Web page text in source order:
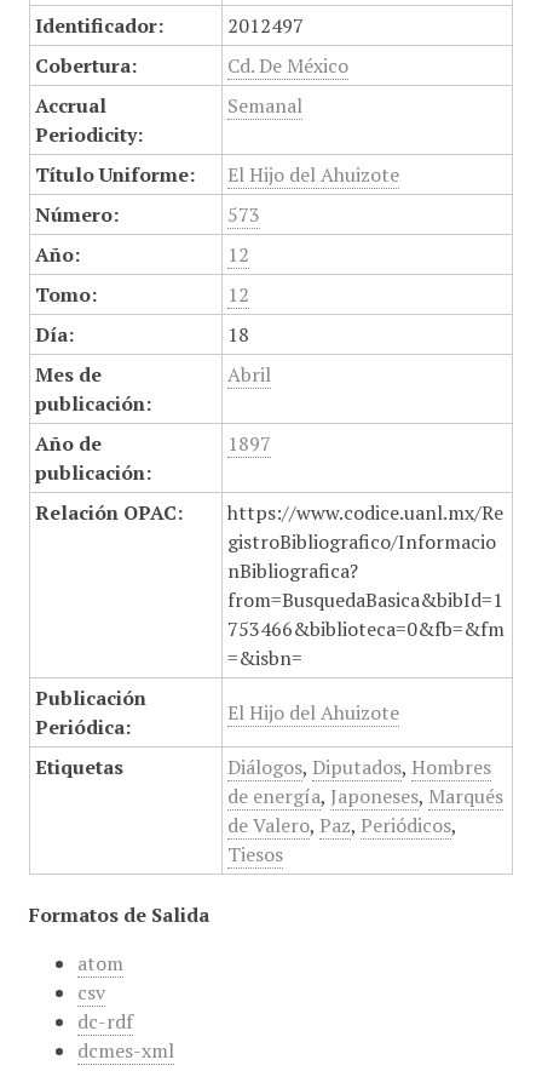
Identificador:
2012497
Cobertura:
Cd. De México
Accrual
Periodicity:
Semanal
Título Uniforme:
El Hijo del Ahuizote
Número:
573
Año:
12
Tomo:
12
Día:
18
Mes de
publicación:
Abril
Año de
publicación:
1897
Relación OPAC:
https://www.codice.uanl.mx/Re
gistroBibliografico/Informacio
nBibliografica?
from=BusquedaBasica&bibId=1
753466&biblioteca=0&fb=&fm
=&isbn=
Publicación
Periódica:
El Hijo del Ahuizote
Etiquetas Diálogos, Diputados, Hombres
de energía, Japoneses, Marqués
de Valero, Paz, Periódicos,
Tiesos
Formatos de Salida
atom
csv
dc-rdf
dcmes-xml